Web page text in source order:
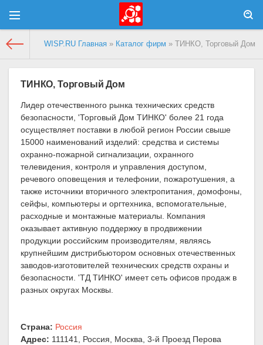
WISP.RU Главная » Каталог фирм » ТИНКО, Торговый Дом
ТИНКО, Торговый Дом
Лидер отечественного рынка технических средств
безопасности, 'Торговый Дом ТИНКО' более 21 года
осуществляет поставки в любой регион России свыше
15000 наименований изделий: средства и системы
охранно-пожарной сигнализации, охранного
телевидения, контроля и управления доступом,
речевого оповещения и телефонии, пожаротушения, а
также источники вторичного электропитания, домофоны,
сейфы, компьютеры и оргтехника, вспомогательные,
расходные и монтажные материалы. Компания
оказывает активную поддержку в продвижении
продукции российским производителям, являясь
крупнейшим дистрибьютором основных отечественных
заводов-изготовителей технических средств охраны и
безопасности. 'ТД ТИНКО' имеет сеть офисов продаж в
разных округах Москвы.
Страна: Россия
Адрес: 111141, Россия, Москва, 3-й Проезд Перова